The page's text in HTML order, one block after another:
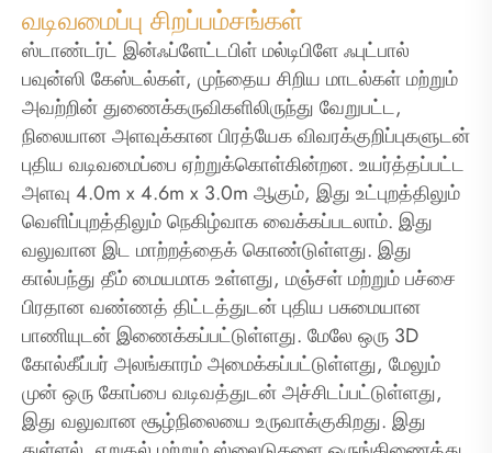
வடிவமைப்பு சிறப்பம்சங்கள்
ஸ்டாண்டர்ட் இன்ஃப்ளேட்டபிள் மல்டிபிளே ஃபுட்பால்
பவுன்ஸி கேஸ்டல்கள், முந்தைய சிறிய மாடல்கள் மற்றும்
அவற்றின் துணைக்கருவிகளிலிருந்து வேறுபட்ட,
நிலையான அளவுக்கான பிரத்யேக விவரக்குறிப்புகளுடன்
புதிய வடிவமைப்பை ஏற்றுக்கொள்கின்றன. உயர்த்தப்பட்ட
அளவு 4.0m x 4.6m x 3.0m ஆகும், இது உட்புறத்திலும்
வெளிப்புறத்திலும் நெகிழ்வாக வைக்கப்படலாம். இது
வலுவான இட மாற்றத்தைக் கொண்டுள்ளது. இது
கால்பந்து தீம் மையமாக உள்ளது, மஞ்சள் மற்றும் பச்சை
பிரதான வண்ணத் திட்டத்துடன் புதிய பசுமையான
பாணியுடன் இணைக்கப்பட்டுள்ளது. மேலே ஒரு 3D
கோல்கீப்பர் அலங்காரம் அமைக்கப்பட்டுள்ளது, மேலும்
முன் ஒரு கோப்பை வடிவத்துடன் அச்சிடப்பட்டுள்ளது,
இது வலுவான சூழ்நிலையை உருவாக்குகிறது. இது